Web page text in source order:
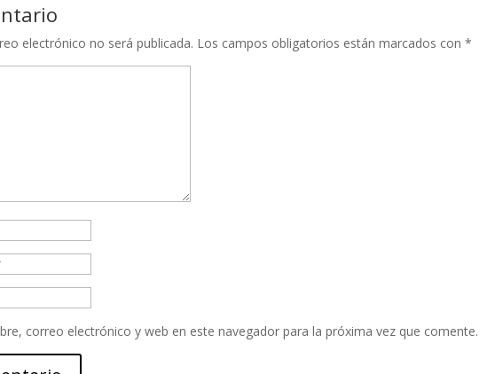
electrónico no será publicada. Los campos obligatorios están marcados con*
correo electrónico y web en este navegador para la próxima vez que comente.